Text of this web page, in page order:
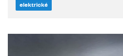
elektrické